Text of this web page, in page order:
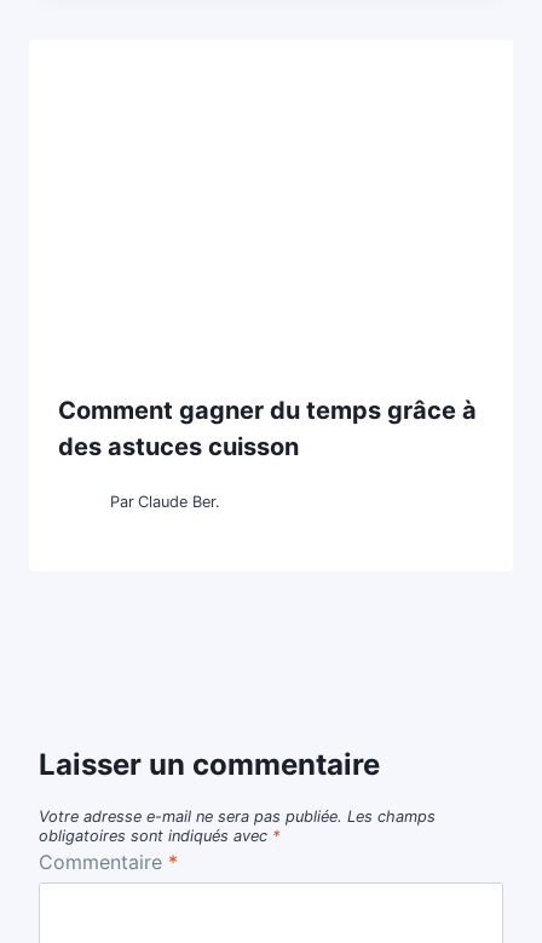
Comment gagner du temps grâce à
des astuces cuisson
Par Claude Ber.
Laisser un commentaire
Votre adresse e-mail ne sera pas publiée. Les champs
obligatoires sont indiqués avec *
Commentaire *